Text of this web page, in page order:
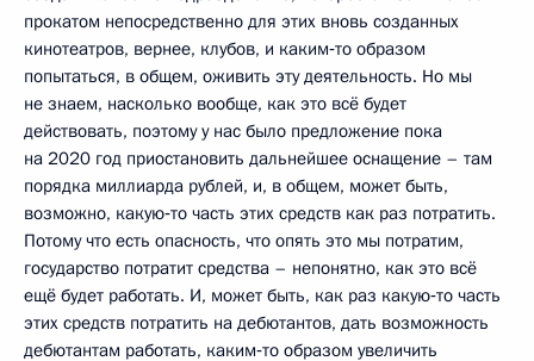
прокатом непосредственно для этих вновь созданных
кинотеатров, вернее, клубов, и каким‑то образом
попытаться, в общем, оживить эту деятельность. Но мы
не знаем, насколько вообще, как это всё будет
действовать, поэтому у нас было предложение пока
на 2020 год приостановить дальнейшее оснащение – там
порядка миллиарда рублей, и, в общем, может быть,
возможно, какую‑то часть этих средств как раз потратить.
Потому что есть опасность, что опять это мы потратим,
государство потратит средства – непонятно, как это всё
ещё будет работать. И, может быть, как раз какую‑то часть
этих средств потратить на дебютантов, дать возможность
дебютантам работать, каким‑то образом увеличить